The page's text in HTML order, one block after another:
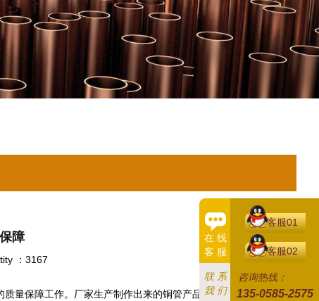
障
：3167
量保障工作。厂家生产制作出来的铜管产品能够拥有比较不错的
在 线
客 服
联 系
我 们
客服01
客服02
咨询热线：
135-0585-2575